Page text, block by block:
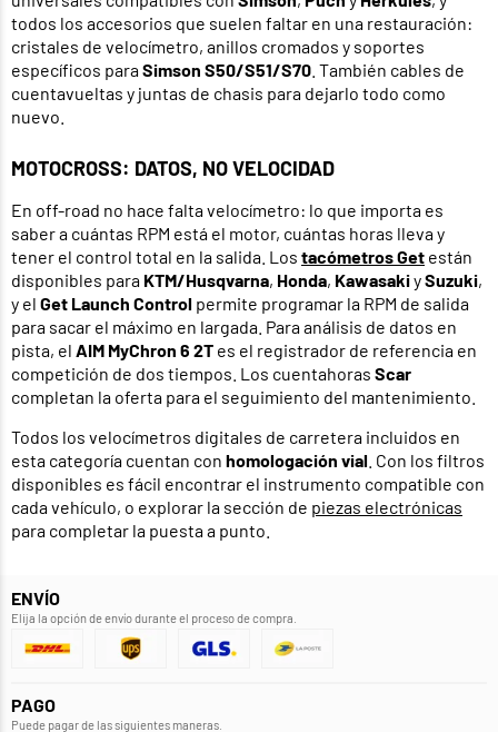
todos los accesorios que suelen faltar en una restauración:
cristales de velocímetro, anillos cromados y soportes
específicos paraSimson S50/S51/S70 . También cables de
cuentavueltas y juntas de chasis para dejarlo todo como
nuevo.
MOTOCROSS: DATOS, NO VELOCIDAD
En off-road no hace falta velocímetro: lo que importa es
saber a cuántas RPM está el motor, cuántas horas lleva y
tener el control total en la salida. Los tacómetros Get están
disponibles para KTM/Husqvarna, Honda, KawasakiySuzuki,
y el Get Launch Control permite programar la RPM de salida
para sacar el máximo en largada. Para análisis de datos en
pista, el AIM MyChron 6 2T es el registrador de referencia en
competición de dos tiempos. Los cuentahoras Scar
completan la oferta para el seguimiento del mantenimiento.
Todos los velocímetros digitales de carretera incluidos en
esta categoría cuentan con homologación vial . Con los filtros
disponibles es fácil encontrar el instrumento compatible con
cada vehículo, o explorar la sección de piezas electrónicas
para completar la puesta a punto.
ENVÍO
Elija la opción de envío durante el proceso de compra.
PAGO
Puede pagar de las siguientes maneras.